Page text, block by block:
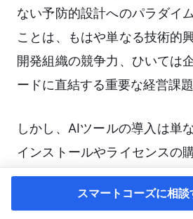
ない予防的設計へのパラダイ
ことは、もはや単なる技術的
開発組織の競争力、ひいては
ードに直結する重要な経営課題
しかし、AIツールの導入は単
インストールやライセンスの
ではありません。既存の開発
のように再構築し、ハルシネ
スマートコーズに相談